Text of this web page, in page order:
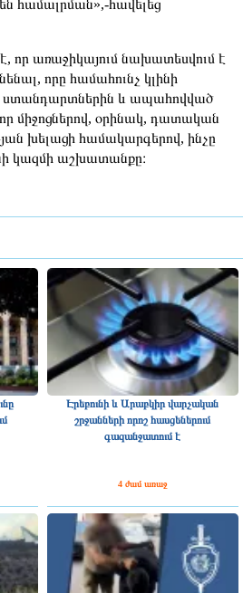
Էրեբունի և Արաբկիր վարչական
շրջանների որոշ հասցեներում
գազանջատում է
4 ժամ առաջ
համալրման»,-հավելեց
առաջիկայում նախատեսվում է
որը համահունչ կլինի
ստանդարտներին և ապահովված
միջոցներով, օրինակ, դատական
խելացի համակարգերով, ինչը
կազմի աշխատանքը։